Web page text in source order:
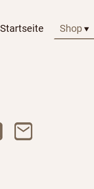
Startseite Shop